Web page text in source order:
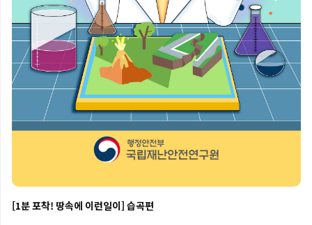
[1분 포착! 땅속에 이런일이] 습곡편